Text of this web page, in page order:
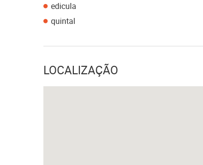
edicula
quintal
LOCALIZAÇÃO